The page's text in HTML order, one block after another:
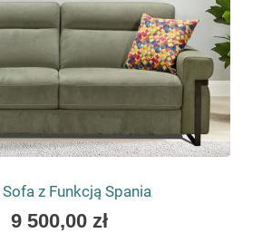
z Funkcją Spania
As
9 500,00 zł